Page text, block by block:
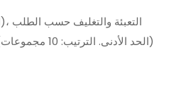
(الحد الأدنى.